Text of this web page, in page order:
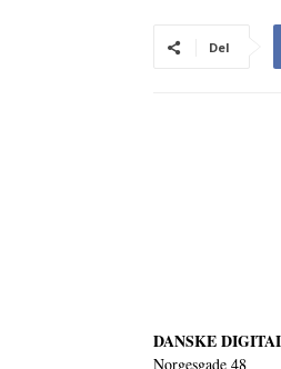
Del
DANSKE
Norgesgade 48